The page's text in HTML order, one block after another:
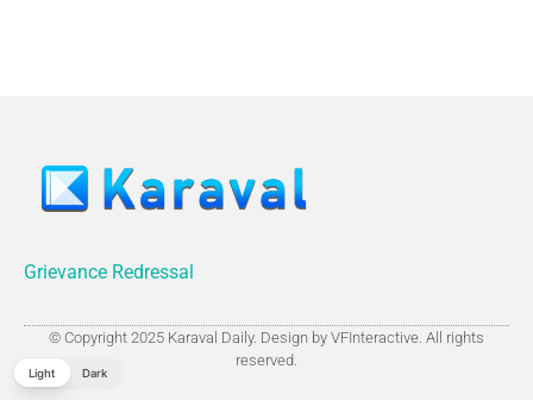
Grievance Redressal
© Copyright 2025 Karaval Daily. Design by VFInteractive. All rights
reserved.
Light Dark